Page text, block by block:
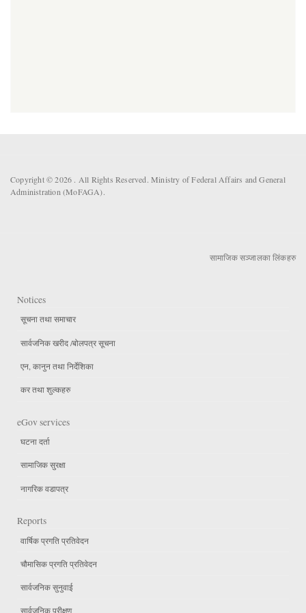
Copyright © 2026 . All Rights Reserved. Ministry of Federal Affairs and General
Administration (MoFAGA).
सामाजिक सञ्जालका लिंकहरु
Notices
सूचना तथा समाचार
सार्वजनिक खरीद /बोलपत्र सूचना
एन, कानुन तथा निर्देशिका
कर तथा शुल्कहरु
eGov services
घटना दर्ता
सामाजिक सुरक्षा
नागरिक वडापत्र
Reports
वार्षिक प्रगति प्रतिवेदन
चौमासिक प्रगति प्रतिवेदन
सार्वजनिक सुनुवाई
सार्वजनिक परीक्षण